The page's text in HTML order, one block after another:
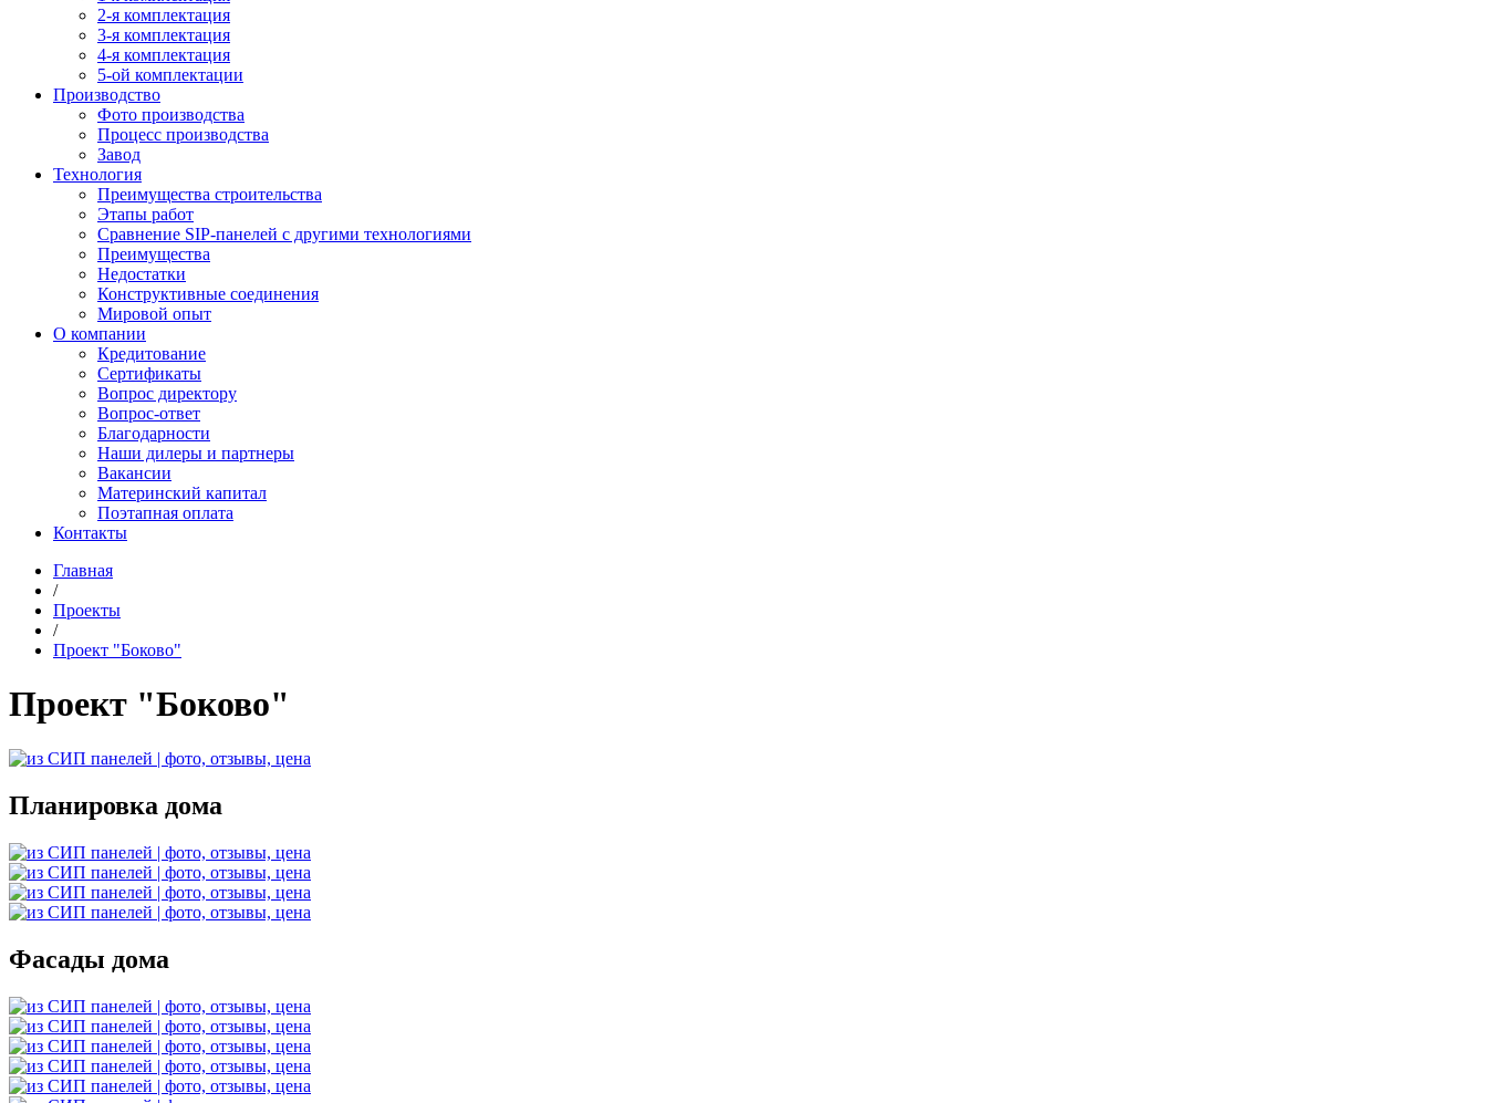
2-я комплектация
3-я комплектация
4-я комплектация
5-ой комплектации
Производство
Фото производства
Процесс производства
Завод
Технология
Преимущества строительства
Этапы работ
Сравнение SIP-панелей с другими технологиями
Преимущества
Недостатки
Конструктивные соединения
Мировой опыт
О компании
Кредитование
Сертификаты
Вопрос директору
Вопрос-ответ
Благодарности
Наши дилеры и партнеры
Вакансии
Материнский капитал
Поэтапная оплата
Контакты
Главная
/
Проекты
/
Проект "Боково"
Проект "Боково"
Планировка дома
Фасады дома